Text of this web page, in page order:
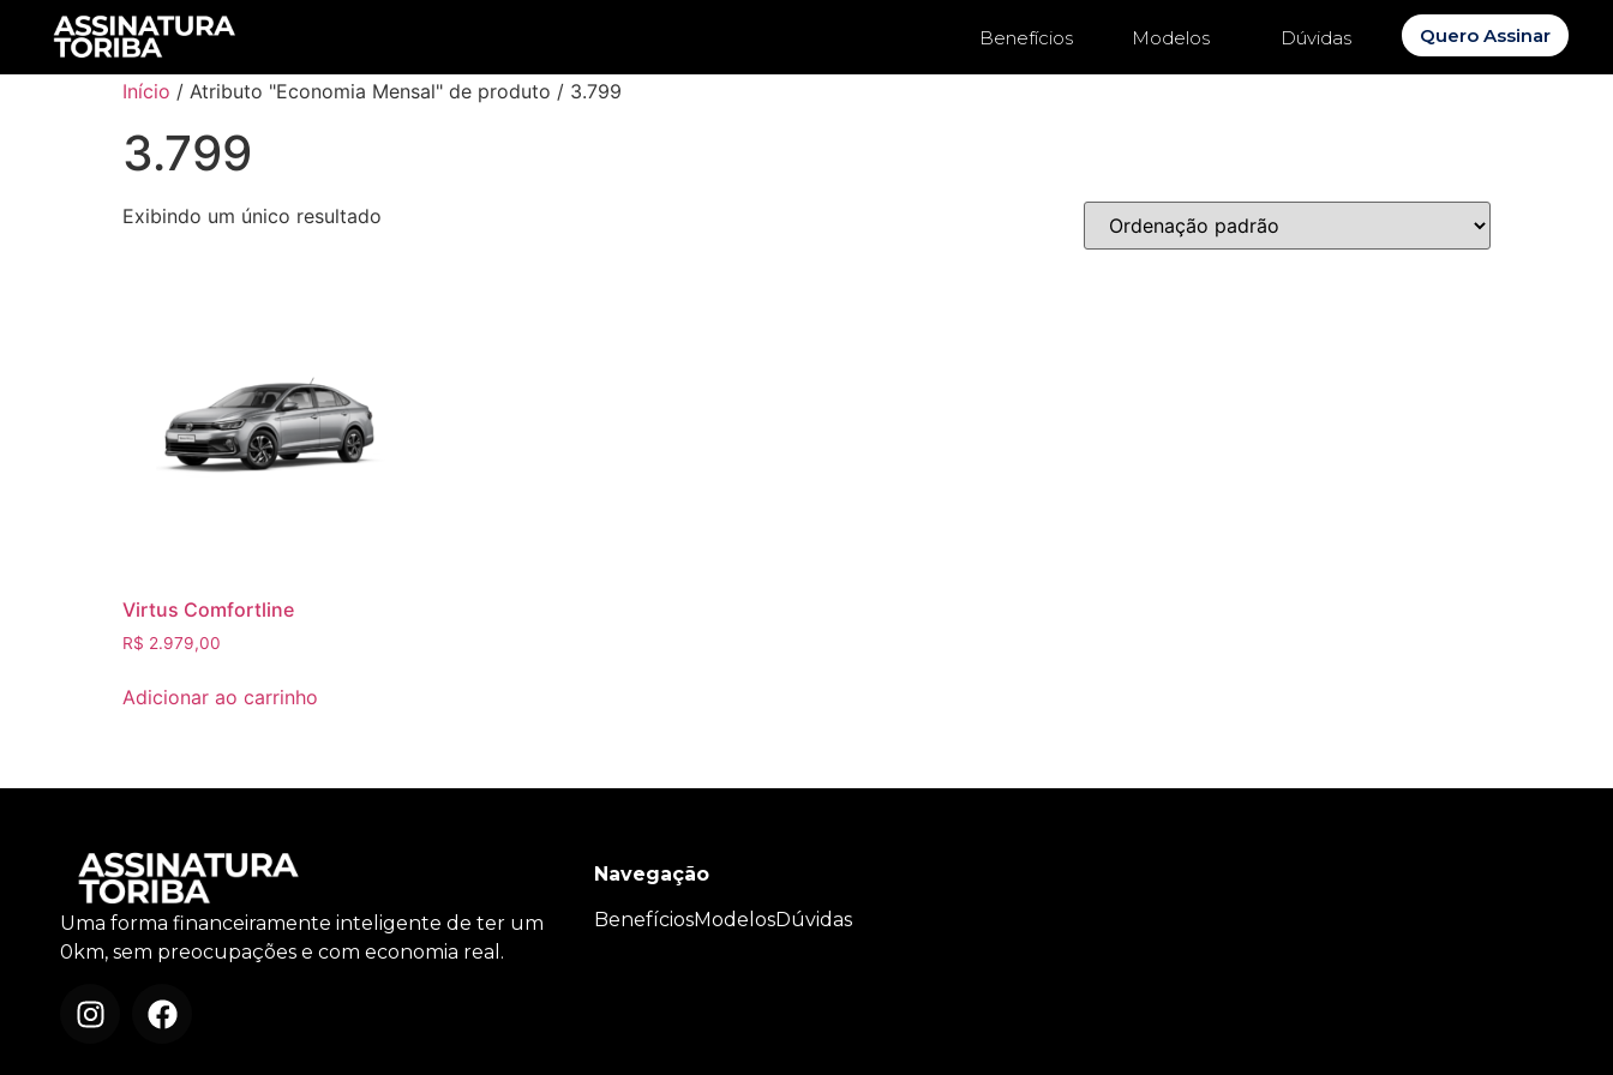
Benefícios Modelos Dúvidas Quero Assinar
Início / Atributo "Economia Mensal" de produto / 3.799
3.799
Exibindo um único resultado
Virtus Comfortline
R$ 2.979,00
Adicionar ao carrinho
Uma forma financeiramente inteligente de ter um
0km, sem preocupações e com economia real.
Navegação
BenefíciosModelosDúvidas